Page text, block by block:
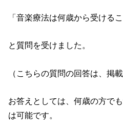
「音楽療法は何歳から受ける
と質問を受けました。
（こちらの質問の回答は、掲
お答えとしては、何歳の方で
は可能です。